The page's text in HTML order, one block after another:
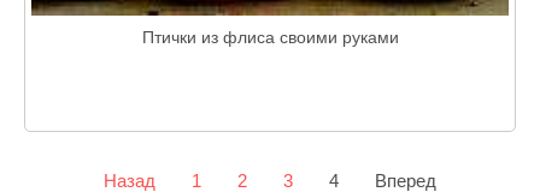
Птички из флиса своими руками
Назад 1 2 3 4 Вперед